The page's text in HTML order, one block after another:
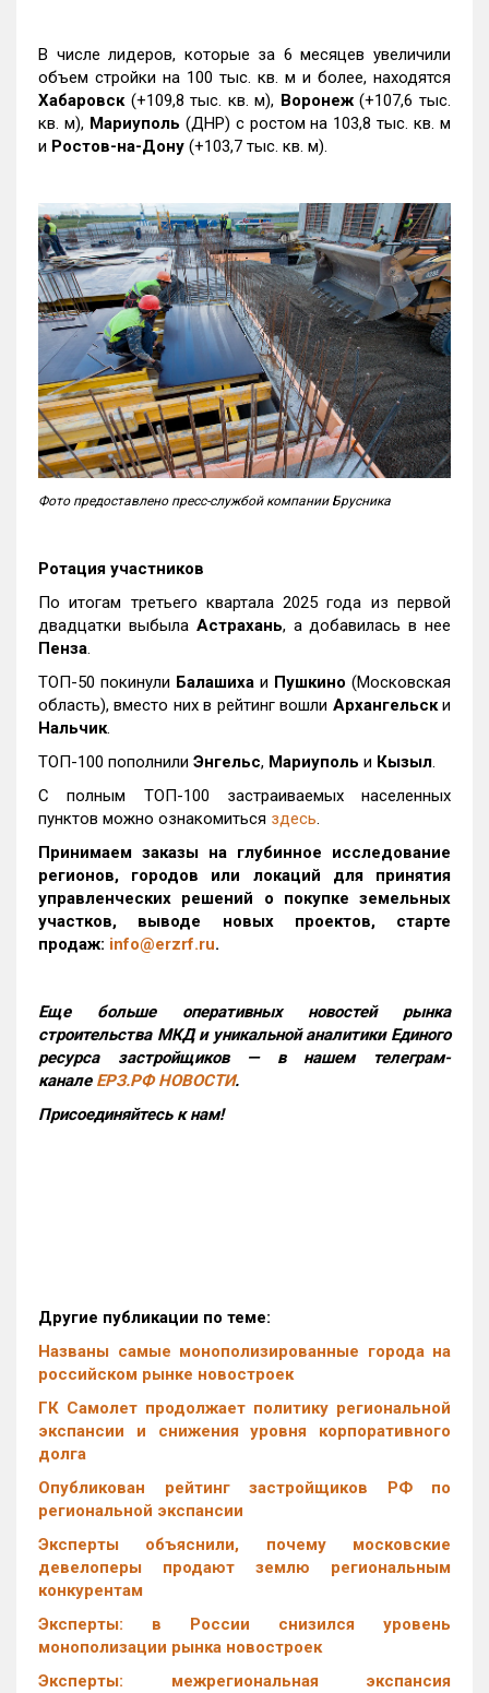
В числе лидеров, которые за 6 месяцев увеличили
объем стройки на 100 тыс. кв. м и более, находятся
Хабаровск (+109,8 тыс. кв. м), Воронеж(+107,6 тыс.
кв. м), Мариуполь (ДНР) с ростом на 103,8 тыс. кв. м
и Ростов-на-Дону (+103,7 тыс. кв. м).
Фото предоставлено пресс-службой компании Брусника
Ротация участников
По итогам третьего квартала 2025 года из первой
двадцатки выбыла Астрахань, а добавилась в нее
Пенза.
ТОП-50 покинули Балашиха и Пушкино (Московская
область), вместо них в рейтинг вошли Архангельски
Нальчик.
ТОП-100 пополнили Энгельс, Мариуполь и Кызыл.
С полным ТОП-100 застраиваемых населенных
пунктов можно ознакомиться здесь.
Принимаем заказы на глубинное исследование
регионов, городов или локаций для принятия
управленческих решений о покупке земельных
участков, выводе новых проектов, старте
продаж: info@erzrf.ru.
Еще больше оперативных новостей рынка
строительства МКД и уникальной аналитики Единого
ресурса застройщиков — в нашем телеграм-
канале ЕРЗ.РФ НОВОСТИ.
Присоединяйтесь к нам!
Другие публикации по теме:
Названы самые монополизированные города на
российском рынке новостроек
ГК Самолет продолжает политику региональной
экспансии и снижения уровня корпоративного
долга
Опубликован рейтинг застройщиков РФ по
региональной экспансии
Эксперты объяснили, почему московские
девелоперы продают землю региональным
конкурентам
Эксперты: в России снизился уровень
монополизации рынка новостроек
Эксперты: межрегиональная экспансия